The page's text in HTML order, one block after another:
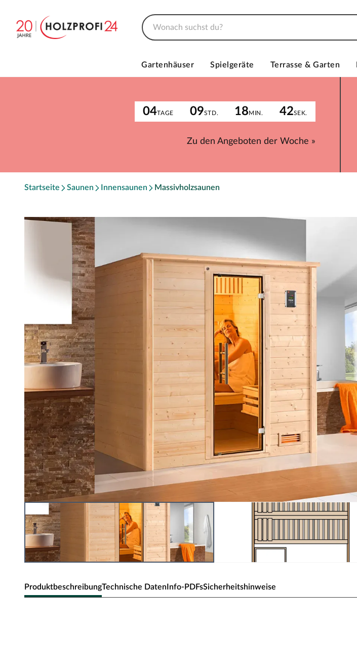
Gartenhäuser Spielgeräte Terrasse & Garten
04TAGE 09STD. 18MIN. 42SEK.
Zu den Angeboten der Woche »
Startseite Saunen Innensaunen Massivholzsaunen
ProduktbeschreibungTechnische DatenInfo-PDFsSicherheitshinweise